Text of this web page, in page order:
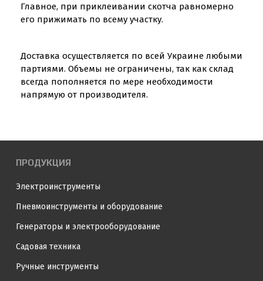
Главное, при приклеивании скотча равномерно
его прижимать по всему участку.
Доставка осуществляется по всей Украине любыми
партиями. Объемы не ограничены, так как склад
всегда пополняется по мере необходимости
напрямую от производителя.
ПРОДУКЦИЯ
Электроинструменты
Пневмоинструменты и оборудование
Генераторы и электрооборудование
Садовая техника
Ручные инструменты